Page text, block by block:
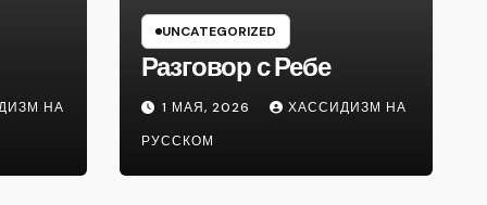
НА
UNCATEGORIZED
Разговор с Ребе
1 МАЯ, 2026
ХАССИДИЗМ НА
РУССКОМ